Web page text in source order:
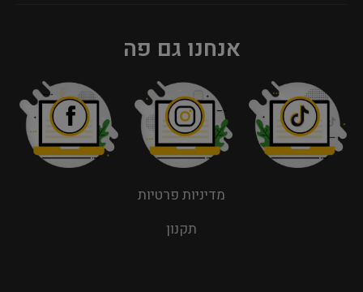
אנחנו גם פה
מדיניות פרטיות
תקנון